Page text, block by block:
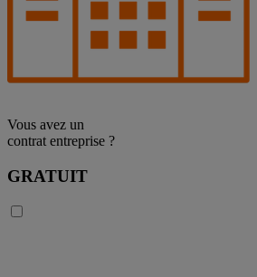
Vous avez un
contrat entreprise ?
GRATUIT